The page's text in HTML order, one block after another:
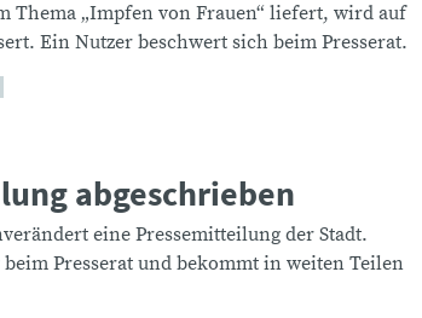
Thema „Impfen von Frauen“ liefert, wird auf
Ein Nutzer beschwert sich beim Presserat.
abgeschrieben
eine Pressemitteilung der Stadt.
Presserat und bekommt in weiten Teilen